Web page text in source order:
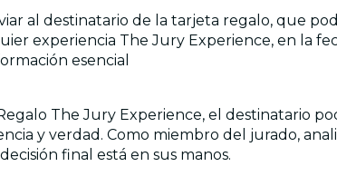
al destinatario de la tarjeta regalo, que
experiencia The Jury Experience, en la
esencial
The Jury Experience, el destinatario
y verdad. Como miembro del jurado,
final está en sus manos.